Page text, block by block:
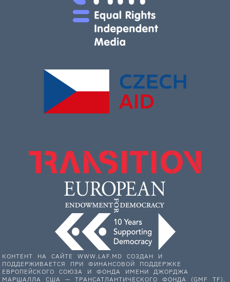
КОНТЕНТ НА САЙТЕ WWW.LAF.MD СОЗДАН И
ПОДДЕРЖИВАЕТСЯ ПРИ ФИНАНСОВОЙ ПОДДЕРЖКЕ
ЕВРОПЕЙСКОГО СОЮЗА И ФОНДА ИМЕНИ ДЖОРДЖА
МАРШАЛЛА США — ТРАНСАТЛАНТИЧЕСКОГО ФОНДА (GMF TF).